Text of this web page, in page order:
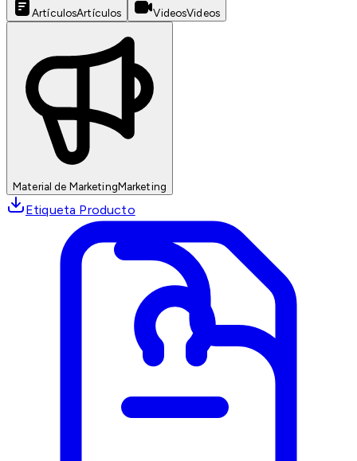
ArtículosArtículos VideosVideos
Material de MarketingMarketing
Etiqueta Producto